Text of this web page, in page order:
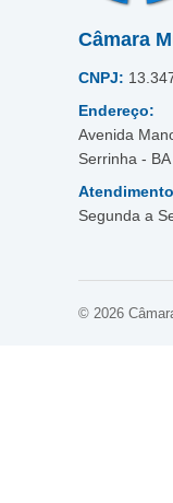
Câmara
CNPJ:
Endereço:
Avenida
Serrinha - BA
Segunda a
© 2026